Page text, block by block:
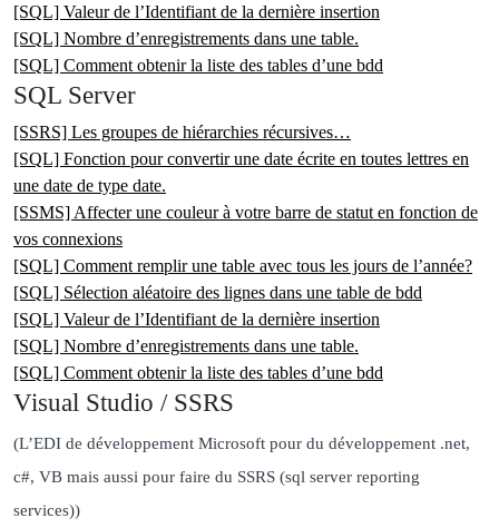
[SQL] Valeur de l’Identifiant de la dernière insertion
[SQL] Nombre d’enregistrements dans une table.
[SQL] Comment obtenir la liste des tables d’une bdd
SQL Server
[SSRS] Les groupes de hiérarchies récursives…
[SQL] Fonction pour convertir une date écrite en toutes lettres en
une date de type date.
[SSMS] Affecter une couleur à votre barre de statut en fonction de
vos connexions
[SQL] Comment remplir une table avec tous les jours de l’année?
[SQL] Sélection aléatoire des lignes dans une table de bdd
[SQL] Valeur de l’Identifiant de la dernière insertion
[SQL] Nombre d’enregistrements dans une table.
[SQL] Comment obtenir la liste des tables d’une bdd
Visual Studio / SSRS
(L’EDI de développement Microsoft pour du développement .net,
c#, VB mais aussi pour faire du SSRS (sql server reporting
services))